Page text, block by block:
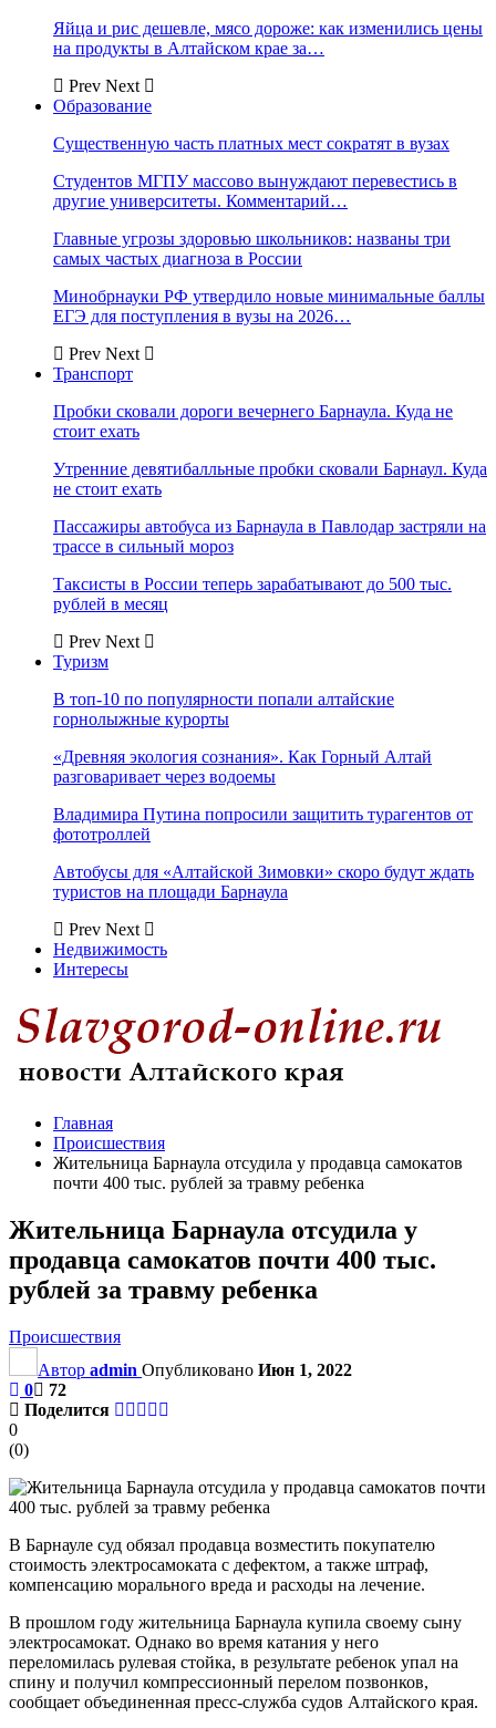
Яйца и рис дешевле, мясо дороже: как изменились цены
на продукты в Алтайском крае за…
Prev Next
Образование
Существенную часть платных мест сократят в вузах
Студентов МГПУ массово вынуждают перевестись в
другие университеты. Комментарий…
Главные угрозы здоровью школьников: названы три
самых частых диагноза в России
Минобрнауки РФ утвердило новые минимальные баллы
ЕГЭ для поступления в вузы на 2026…
Prev Next
Транспорт
Пробки сковали дороги вечернего Барнаула. Куда не
стоит ехать
Утренние девятибалльные пробки сковали Барнаул. Куда
не стоит ехать
Пассажиры автобуса из Барнаула в Павлодар застряли на
трассе в сильный мороз
Таксисты в России теперь зарабатывают до 500 тыс.
рублей в месяц
Prev Next
Туризм
В топ-10 по популярности попали алтайские
горнолыжные курорты
«Древняя экология сознания». Как Горный Алтай
разговаривает через водоемы
Владимира Путина попросили защитить турагентов от
фототроллей
Автобусы для «Алтайской Зимовки» скоро будут ждать
туристов на площади Барнаула
Prev Next
Недвижимость
Интересы
Главная
Происшествия
Жительница Барнаула отсудила у продавца самокатов
почти 400 тыс. рублей за травму ребенка
Жительница Барнаула отсудила у
продавца самокатов почти 400 тыс.
рублей за травму ребенка
Происшествия
Автор admin Опубликовано Июн 1, 2022
0
72
Поделится
0
(0)
В Барнауле суд обязал продавца возместить покупателю
стоимость электросамоката с дефектом, а также штраф,
компенсацию морального вреда и расходы на лечение.
В прошлом году жительница Барнаула купила своему сыну
электросамокат. Однако во время катания у него
переломилась рулевая стойка, в результате ребенок упал на
спину и получил компрессионный перелом позвонков,
сообщает объединенная пресс-служба судов Алтайского края.